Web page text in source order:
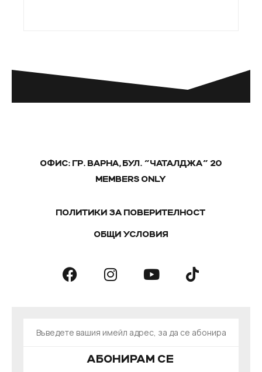
ОФИС: ГР. ВАРНА, БУЛ. "ЧАТАЛДЖА" 20
MEMBERS ONLY
ПОЛИТИКИ ЗА ПОВЕРИТЕЛНОСТ
ОБЩИ УСЛОВИЯ
АБОНИРАМ СЕ